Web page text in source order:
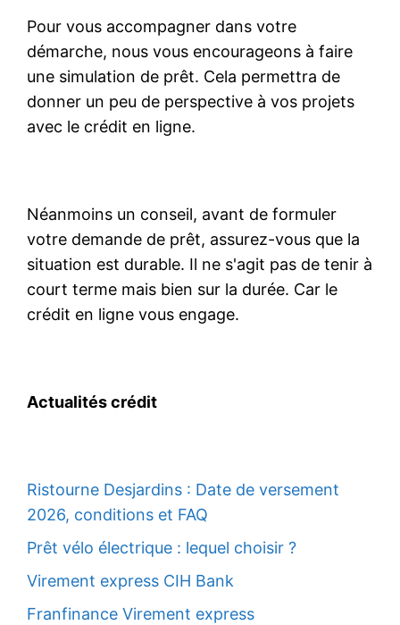
Pour vous accompagner dans votre
démarche, nous vous encourageons à faire
une simulation de prêt. Cela permettra de
donner un peu de perspective à vos projets
avec le crédit en ligne.
Néanmoins un conseil, avant de formuler
votre demande de prêt, assurez-vous que la
situation est durable. Il ne s'agit pas de tenir à
court terme mais bien sur la durée. Car le
crédit en ligne vous engage.
Actualités crédit
Ristourne Desjardins : Date de versement
2026, conditions et FAQ
Prêt vélo électrique : lequel choisir ?
Virement express CIH Bank
Franfinance Virement express